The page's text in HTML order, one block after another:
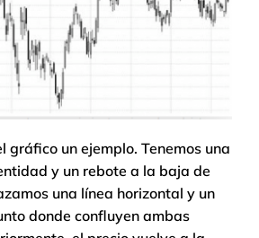
gráfico un ejemplo. Tenemos una
y un rebote a la baja de
una línea horizontal y un
donde confluyen ambas